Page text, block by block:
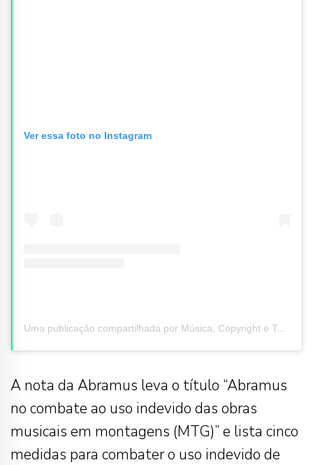
Ver essa foto no Instagram
Uma publicação compartilhada por Música, Copyright e Tecnologia (@mct.mus)
A nota da Abramus leva o título “Abramus
no combate ao uso indevido das obras
musicais em montagens (MTG)” e lista cinco
medidas para combater o uso indevido de